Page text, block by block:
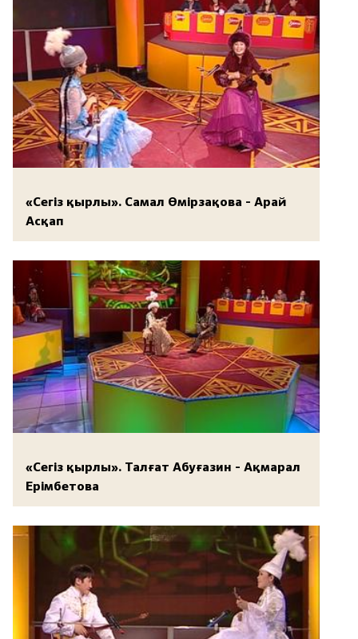
«Сегіз қырлы». Самал Өмірзақова - Арай
Асқап
«Сегіз қырлы». Талғат Абуғазин - Ақмарал
Ерімбетова